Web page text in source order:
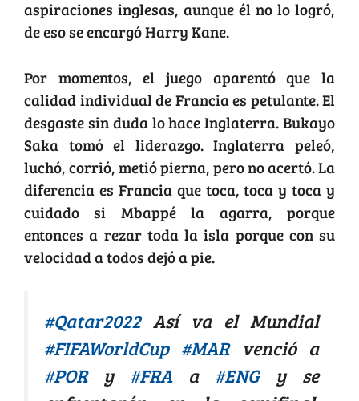
aspiraciones inglesas, aunque él no lo logró,
de eso se encargó Harry Kane.
Por momentos, el juego aparentó que la
calidad individual de Francia es petulante. El
desgaste sin duda lo hace Inglaterra. Bukayo
Saka tomó el liderazgo. Inglaterra peleó,
luchó, corrió, metió pierna, pero no acertó. La
diferencia es Francia que toca, toca y toca y
cuidado si Mbappé la agarra, porque
entonces a rezar toda la isla porque con su
velocidad a todos dejó a pie.
#Qatar2022Así va el Mundial
#FIFAWorldCup #MARvenció a
#PORy #FRAa #ENGy se